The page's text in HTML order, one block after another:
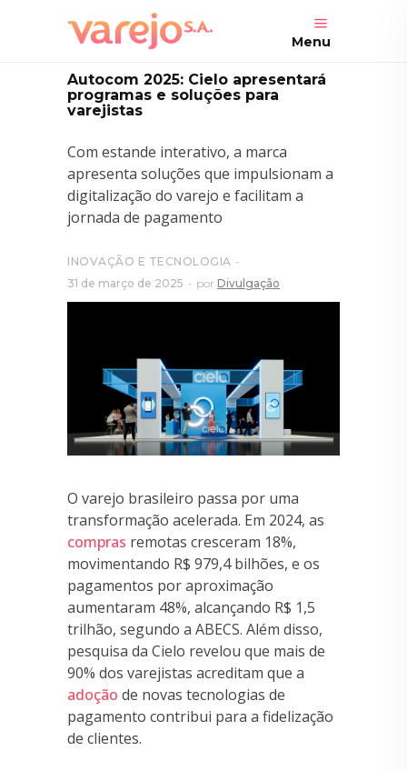
Menu
Autocom 2025: Cielo apresentará
programas e soluções para
varejistas
Com estande interativo, a marca
apresenta soluções que impulsionam a
digitalização do varejo e facilitam a
jornada de pagamento
INOVAÇÃO E TECNOLOGIA
31 de março de 2025
por Divulgação
O varejo brasileiro passa por uma
transformação acelerada. Em 2024, as
compras remotas cresceram 18%,
movimentando R$ 979,4 bilhões, e os
pagamentos por aproximação
aumentaram 48%, alcançando R$ 1,5
trilhão, segundo a ABECS. Além disso,
pesquisa da Cielo revelou que mais de
90% dos varejistas acreditam que a
adoção de novas tecnologias de
pagamento contribui para a fidelização
de clientes.